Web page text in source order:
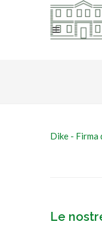
Dike - Firma
Le